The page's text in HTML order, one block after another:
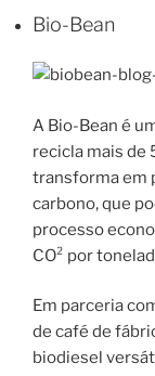
Bio-Bean
A Bio-Bean é
recicla mais de
transforma em
carbono, que
processo
CO² por
Em parceria
de café de
biodiesel